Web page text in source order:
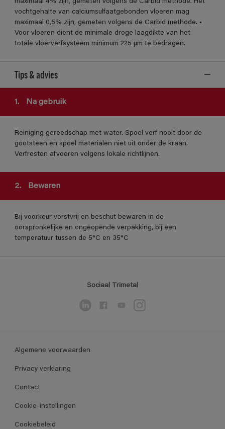
vochtgehalte van calciumsulfaatgebonden vloeren mag
maximaal 0,5% zijn, gemeten volgens de Carbid methode. •
Voor vloeren dient de minimale droge laagdikte van het
totale vloerverfsysteem minimum 225 µm te bedragen.
Tips & advies
1. Na gebruik
Reiniging gereedschap met water. Spoel verf nooit door de
gootsteen en spoel materialen niet uit onder de kraan.
Verfresten afvoeren volgens lokale richtlijnen.
2. Bewaren
Bij voorkeur vorstvrij en beschut bewaren in de
oorspronkelijke en ongeopende verpakking, bij een
temperatuur tussen de 5°C en 35°C
Sociaal Trimetal
Algemene voorwaarden
Privacy verklaring
Contact
Cookie-instellingen
Cookiebeleid